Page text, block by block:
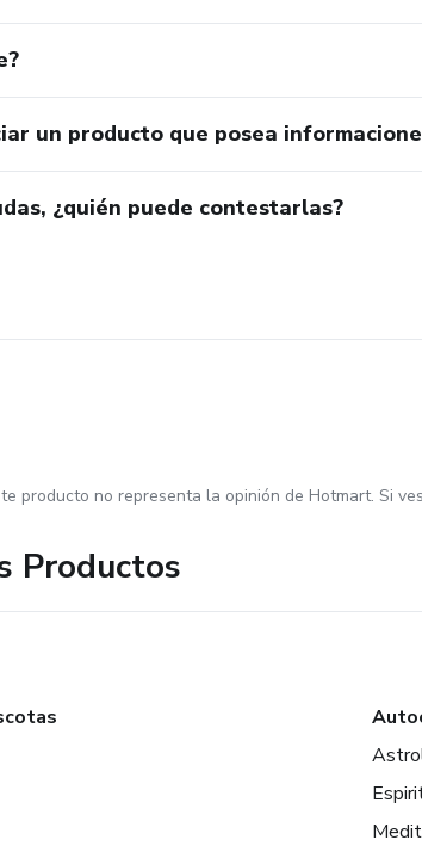
un producto que posea
¿quién puede contestarlas?
producto no representa la opinión de Hotmart. Si
Productos